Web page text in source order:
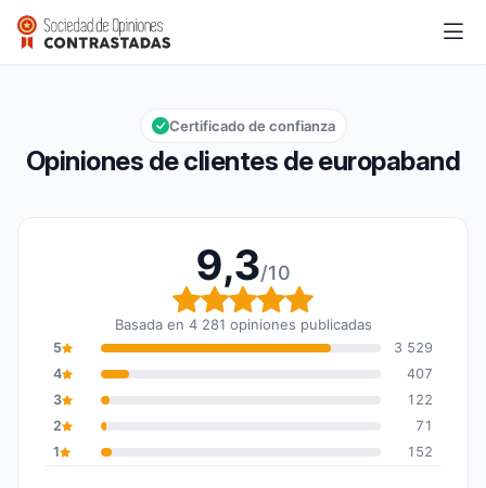
europaband
Calificación global: 9,3 de 10
9,3/10
Opiniones de clientes de europaband
Certificado de confianza
9,3/10
Calificación global: 9,3
Basada en 4 281 opiniones publicadas
5
3 529
4
407
3
122
2
71
1
152